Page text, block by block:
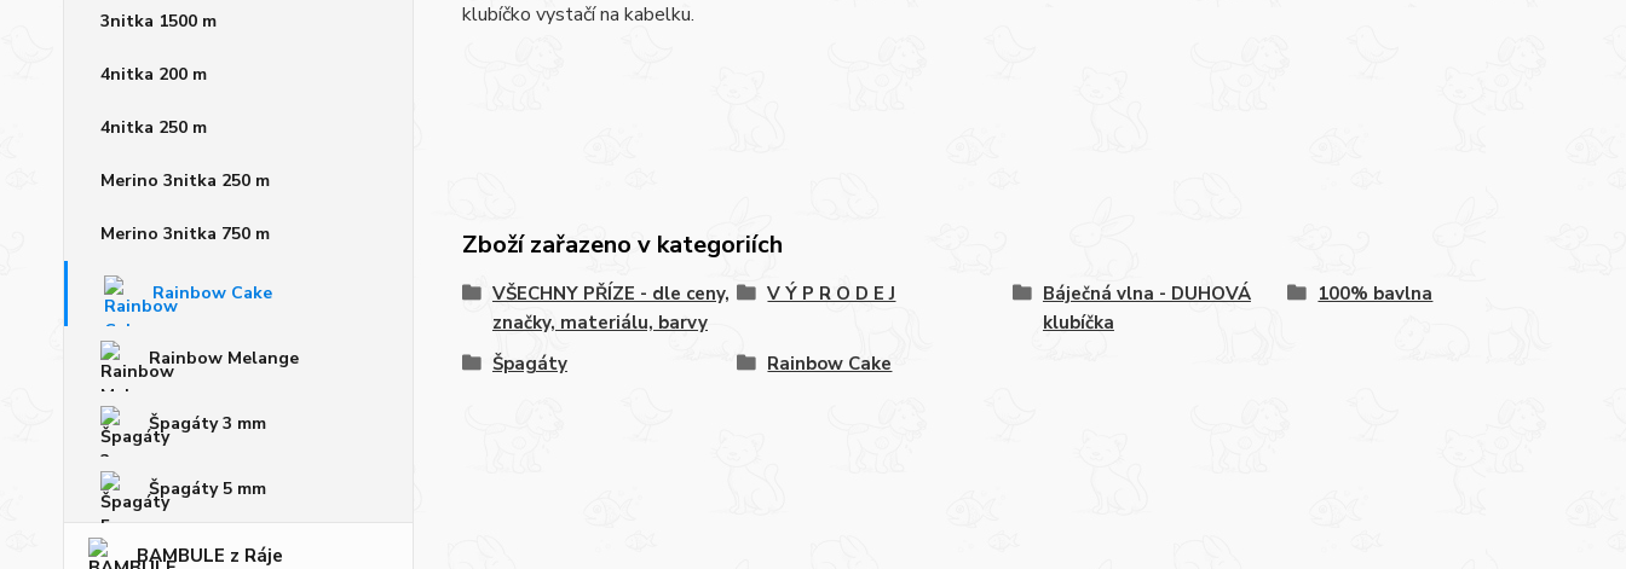
3nitka 1500 m
4nitka 200 m
4nitka 250 m
Merino 3nitka 250 m
Merino 3nitka 750 m
Rainbow Cake
Rainbow Melange
Špagáty 3 mm
Špagáty 5 mm
BAMBULE z Ráje
klubíčko vystačí na kabelku.
Zboží zařazeno v kategoriích
VŠECHNY PŘÍZE - dle ceny,
značky, materiálu, barvy
V Ý P R O D E J
Báječná vlna - DUHOVÁ
klubíčka
100% bavlna
Špagáty Rainbow Cake